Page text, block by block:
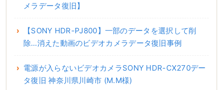
メラデータ復旧】
【SONY HDR-PJ800】一部のデータを選択して削
除…消えた動画のビデオカメラデータ復旧事例
電源が入らないビデオカメラSONY HDR-CX270デー
タ復旧 神奈川県川崎市 (M.M様)